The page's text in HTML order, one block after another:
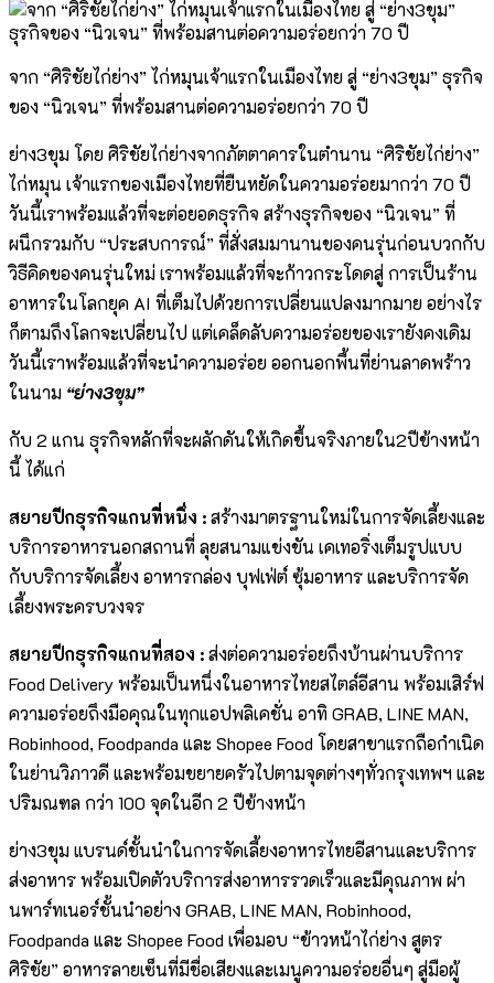
จาก “ศิริชัยไก่ย่าง” ไก่หมุนเจ้าแรกในเมืองไทย สู่ “ย่าง3ขุม” ธุรกิจ
ของ “นิวเจน” ที่พร้อมสานต่อความอร่อยกว่า 70 ปี
ย่าง3ขุม โดย ศิริชัยไก่ย่างจากภัตตาคารในตำนาน “ศิริชัยไก่ย่าง”
ไก่หมุน เจ้าแรกของเมืองไทยที่ยืนหยัดในความอร่อยมากว่า 70 ปี
วันนี้เราพร้อมแล้วที่จะต่อยอดธุรกิจ สร้างธุรกิจของ “นิวเจน” ที่
ผนึกรวมกับ “ประสบการณ์” ที่สั่งสมมานานของคนรุ่นก่อนบวกกับ
วิธีคิดของคนรุ่นใหม่ เราพร้อมแล้วที่จะก้าวกระโดดสู่ การเป็นร้าน
อาหารในโลกยุค AI ที่เต็มไปด้วยการเปลี่ยนแปลงมากมาย อย่างไร
ก็ตามถึงโลกจะเปลี่ยนไป แต่เคล็ดลับความอร่อยของเรายังคงเดิม
วันนี้เราพร้อมแล้วที่จะนำความอร่อย ออกนอกพื้นที่ย่านลาดพร้าว
ในนาม “ย่าง3ขุม”
กับ 2 แกน ธุรกิจหลักที่จะผลักดันให้เกิดขึ้นจริงภายใน2ปีข้างหน้า
นี้ ได้แก่
สยายปีกธุรกิจแกนที่หนึ่ง :สร้างมาตรฐานใหม่ในการจัดเลี้ยงและ
บริการอาหารนอกสถานที่ ลุยสนามแข่งขัน เคเทอริ่งเต็มรูปแบบ
กับบริการจัดเลี้ยง อาหารกล่อง บุฟเฟ่ต์ ซุ้มอาหาร และบริการจัด
เลี้ยงพระครบวงจร
สยายปีกธุรกิจแกนที่สอง :ส่งต่อความอร่อยถึงบ้านผ่านบริการ
Food Delivery พร้อมเป็นหนึ่งในอาหารไทยสไตล์อีสาน พร้อมเสิร์ฟ
ความอร่อยถึงมือคุณในทุกแอปพลิเคชั่น อาทิ GRAB, LINE MAN,
Robinhood, Foodpanda และ Shopee Food โดยสาขาแรกถือกำเนิด
ในย่านวิภาวดี และพร้อมขยายครัวไปตามจุดต่างๆทั่วกรุงเทพฯ และ
ปริมณฑล กว่า 100 จุดในอีก 2 ปีข้างหน้า
ย่าง3ขุม แบรนด์ชั้นนำในการจัดเลี้ยงอาหารไทยอีสานและบริการ
ส่งอาหาร พร้อมเปิดตัวบริการส่งอาหารรวดเร็วและมีคุณภาพ ผ่า
นพาร์ทเนอร์ชั้นนำอย่าง GRAB, LINE MAN, Robinhood,
Foodpanda และ Shopee Food เพื่อมอบ “ข้าวหน้าไก่ย่าง สูตร
ศิริชัย” อาหารลายเซ็นที่มีชื่อเสียงและเมนูความอร่อยอื่นๆ สู่มือผู้